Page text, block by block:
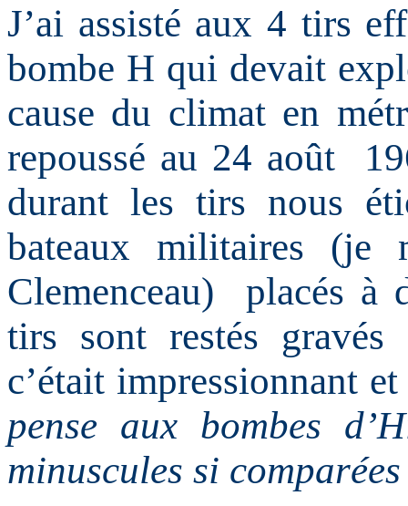
J’ai assisté aux 4 tirs
bombe H qui devait
cause du climat en
repoussé au 24 août
durant les tirs nous
bateaux militaires (je
Clemenceau) placés à
tirs sont restés
c’était impressionnant
pense aux bombes
minuscules si